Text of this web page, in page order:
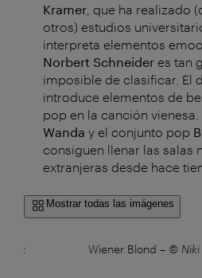
Kramer , que ha realizado
otros) estudios
interpreta elementos
Norbert Schneider es tan
imposible de clasificar. El
introduce elementos de
pop en la canción
Wanda y el conjunto pop
consiguen llenar las salas
extranjeras desde hace
Mostrar todas las imágenes
Wiener Blond – © Niki